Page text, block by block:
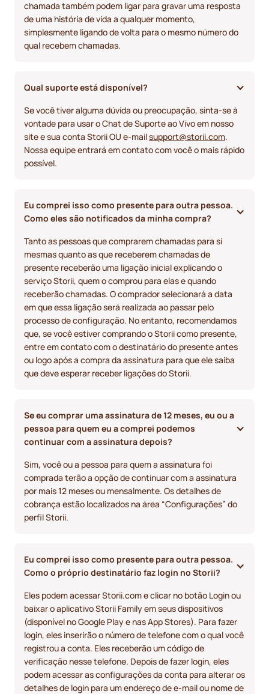
chamada também podem ligar para gravar uma resposta
de uma história de vida a qualquer momento,
simplesmente ligando de volta para o mesmo número do
qual recebem chamadas.
Qual suporte está disponível?
Se você tiver alguma dúvida ou preocupação, sinta-se à
vontade para usar o Chat de Suporte ao Vivo em nosso
site e sua conta Storii OU e-mailsupport@storii.com.
Nossa equipe entrará em contato com você o mais rápido
possível.
Eu comprei isso como presente para outra pessoa.
Como eles são notificados da minha compra?
Tanto as pessoas que comprarem chamadas para si
mesmas quanto as que receberem chamadas de
presente receberão uma ligação inicial explicando o
serviço Storii, quem o comprou para elas e quando
receberão chamadas. O comprador selecionará a data
em que essa ligação será realizada ao passar pelo
processo de configuração. No entanto, recomendamos
que, se você estiver comprando o Storii como presente,
entre em contato com o destinatário do presente antes
ou logo após a compra da assinatura para que ele saiba
que deve esperar receber ligações do Storii.
Se eu comprar uma assinatura de 12 meses, eu ou a
pessoa para quem eu a comprei podemos
continuar com a assinatura depois?
Sim, você ou a pessoa para quem a assinatura foi
comprada terão a opção de continuar com a assinatura
por mais 12 meses ou mensalmente. Os detalhes de
cobrança estão localizados na área “Configurações” do
perfil Storii.
Eu comprei isso como presente para outra pessoa.
Como o próprio destinatário faz login no Storii?
Eles podem acessar Storii.com e clicar no botão Login ou
baixar o aplicativo Storii Family em seus dispositivos
(disponível no Google Play e nas App Stores). Para fazer
login, eles inserirão o número de telefone com o qual você
registrou a conta. Eles receberão um código de
verificação nesse telefone. Depois de fazer login, eles
podem acessar as configurações da conta para alterar os
detalhes de login para um endereço de e-mail ou nome de